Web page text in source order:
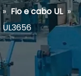
» Fio e cabo UL »
UL3656